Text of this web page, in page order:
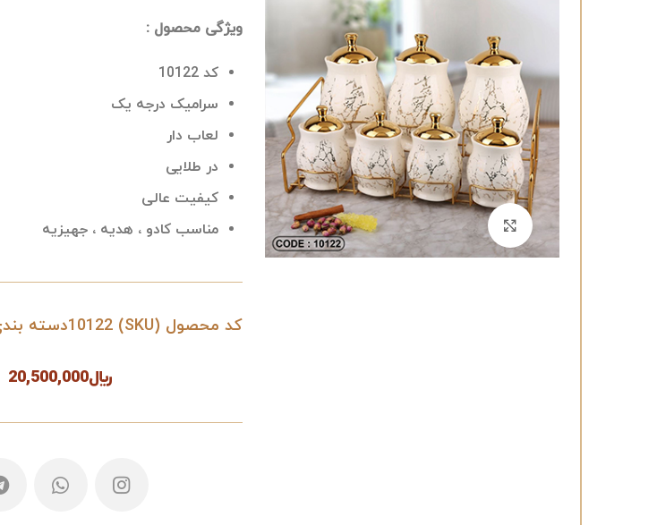
برای بزرگنمایی کلیک کنید
ویژگی محصول :
کد 10122
سرامیک درجه یک
لعاب دار
در طلایی
کیفیت عالی
مناسب کادو ، هدیه ، جهیزیه
کد محصول (SKU) 10122دسته
﷼20,500,000